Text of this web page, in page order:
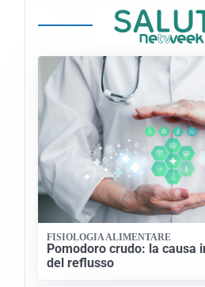
FISIOLOGIA ALIMENTARE
Pomodoro crudo: la causa
del reflusso